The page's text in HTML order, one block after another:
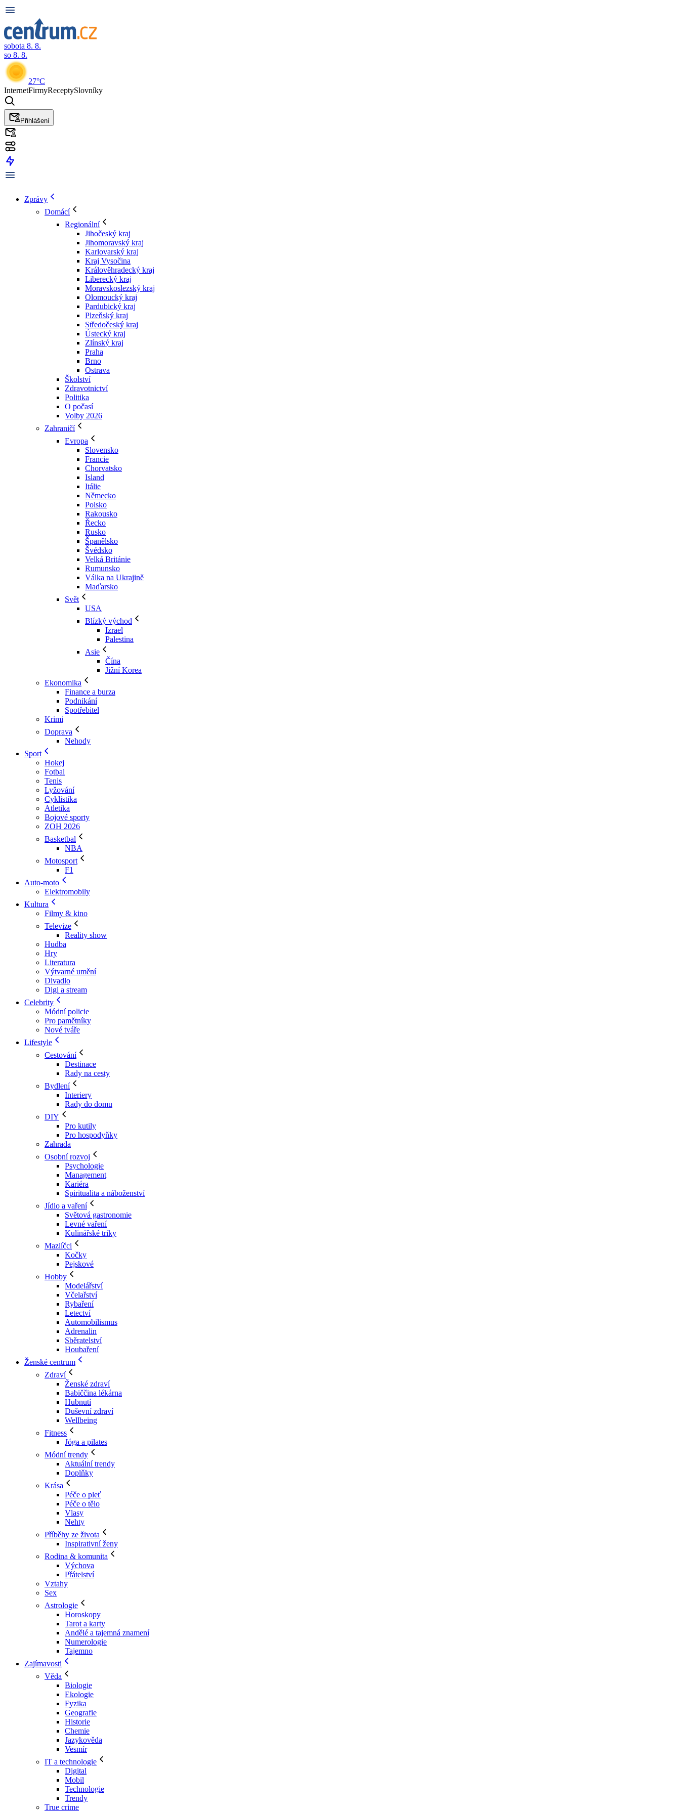
sobota 8. 8.
so 8. 8.
27°C
InternetFirmyReceptySlovníky
Přihlášení
Zprávy
Domácí
Regionální
Jihočeský kraj
Jihomoravský kraj
Karlovarský kraj
Kraj Vysočina
Králověhradecký kraj
Liberecký kraj
Moravskoslezský kraj
Olomoucký kraj
Pardubický kraj
Plzeňský kraj
Středočeský kraj
Ústecký kraj
Zlínský kraj
Praha
Brno
Ostrava
Školství
Zdravotnictví
Politika
O počasí
Volby 2026
Zahraničí
Evropa
Slovensko
Francie
Chorvatsko
Island
Itálie
Německo
Polsko
Rakousko
Řecko
Rusko
Španělsko
Švédsko
Velká Británie
Rumunsko
Válka na Ukrajině
Maďarsko
Svět
USA
Blízký východ
Izrael
Palestina
Asie
Čína
Jižní Korea
Ekonomika
Finance a burza
Podnikání
Spotřebitel
Krimi
Doprava
Nehody
Sport
Hokej
Fotbal
Tenis
Lyžování
Cyklistika
Atletika
Bojové sporty
ZOH 2026
Basketbal
NBA
Motosport
F1
Auto-moto
Elektromobily
Kultura
Filmy & kino
Televize
Reality show
Hudba
Hry
Literatura
Výtvarné umění
Divadlo
Digi a stream
Celebrity
Módní policie
Pro pamětníky
Nové tváře
Lifestyle
Cestování
Destinace
Rady na cesty
Bydlení
Interiery
Rady do domu
DIY
Pro kutily
Pro hospodyňky
Zahrada
Osobní rozvoj
Psychologie
Management
Kariéra
Spiritualita a náboženství
Jídlo a vaření
Světová gastronomie
Levné vaření
Kulinářské triky
Mazlíčci
Kočky
Pejskové
Hobby
Modelářství
Včelařství
Rybaření
Letectví
Automobilismus
Adrenalin
Sběratelství
Houbaření
Ženské centrum
Zdraví
Ženské zdraví
Babiččina lékárna
Hubnutí
Duševní zdraví
Wellbeing
Fitness
Jóga a pilates
Módní trendy
Aktuální trendy
Doplňky
Krása
Péče o pleť
Péče o tělo
Vlasy
Nehty
Příběhy ze života
Inspirativní ženy
Rodina & komunita
Výchova
Přátelství
Vztahy
Sex
Astrologie
Horoskopy
Tarot a karty
Andělé a tajemná znamení
Numerologie
Tajemno
Zajímavosti
Věda
Biologie
Ekologie
Fyzika
Geografie
Historie
Chemie
Jazykověda
Vesmír
IT a technologie
Digital
Mobil
Technologie
Trendy
True crime